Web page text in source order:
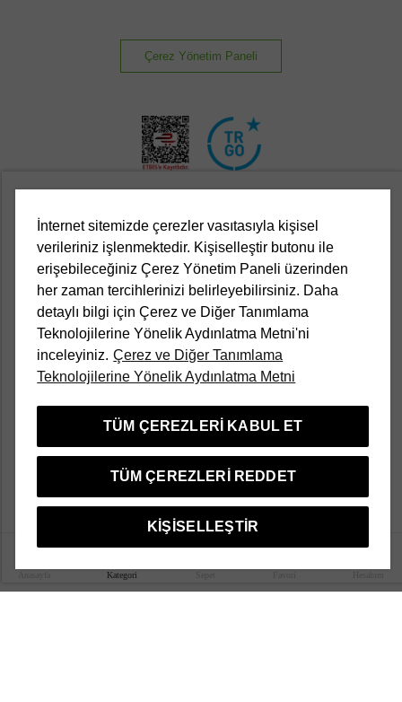
Kategori
Çerez Yönetim Paneli
Kurumsal
Yasal
Müşteri Hizmetleri
Kampanyalar
Popüler Kategoriler
Türkçe
Divarese bir Aymarka markasıdır
İnternet sitemizde çerezler vasıtasıyla kişisel
verileriniz işlenmektedir. Kişiselleştir butonu ile
erişebileceğiniz Çerez Yönetim Paneli üzerinden
her zaman tercihlerinizi belirleyebilirsiniz. Daha
detaylı bilgi için Çerez ve Diğer Tanımlama
Teknolojilerine Yönelik Aydınlatma Metni'ni
inceleyiniz. Çerez ve Diğer Tanımlama
Teknolojilerine Yönelik Aydınlatma Metni
TÜM ÇEREZLERI KABUL ET
TÜM ÇEREZLERI REDDET
KIŞISELLEŞTIR